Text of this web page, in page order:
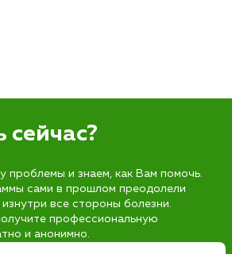
сейчас?
проблемы и знаем, как Вам помочь.
сами в прошлом преодолели
все стороны болезни.
профессиональную
и анонимно.